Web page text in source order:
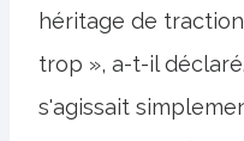
héritage de
trop », a-t-il
s'agissait